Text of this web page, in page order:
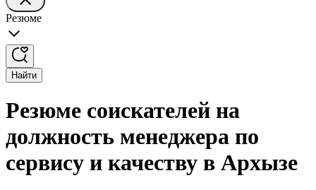
Резюме
Найти
Резюме соискателей на
должность менеджера по
сервису и качеству в Архызе